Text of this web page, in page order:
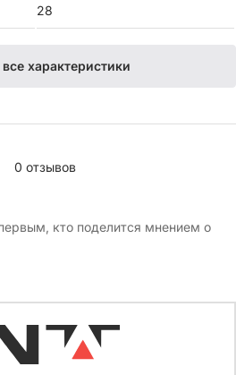
ZZ )
28
характеристики
0 отзывов
кто поделится мнением о